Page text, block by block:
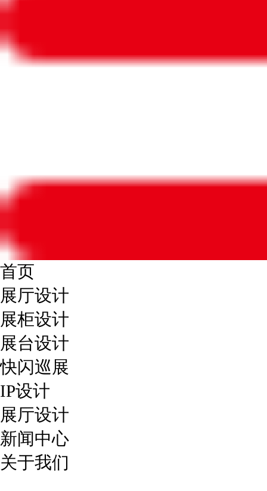
首页
展厅设计
展柜设计
展台设计
快闪巡展
IP设计
展厅设计
新闻中心
关于我们